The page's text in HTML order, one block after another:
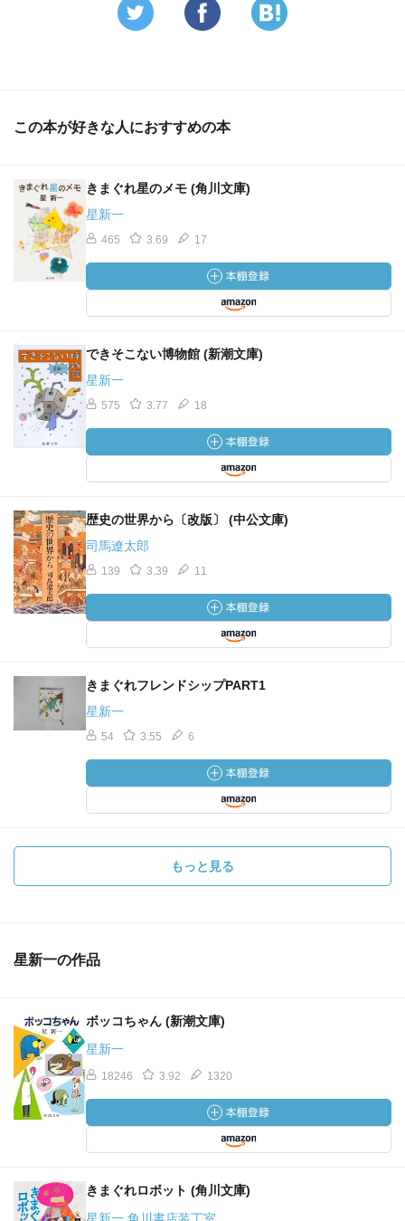
この本が好きな人におすすめの本
きまぐれ星のメモ (角川文庫)
星新一
465 3.69 17
できそこない博物館 (新潮文庫)
星新一
575 3.77 18
歴史の世界から〔改版〕 (中公文庫)
司馬遼太郎
139 3.39 11
きまぐれフレンドシップPART1
星新一
54 3.55 6
もっと見る
星新一の作品
ボッコちゃん (新潮文庫)
星新一
18246 3.92 1320
きまぐれロボット (角川文庫)